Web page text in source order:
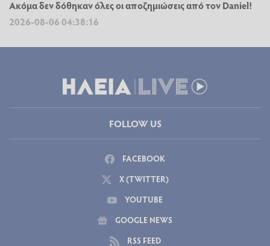
Ακόμα δεν δόθηκαν όλες οι αποζημιώσεις από τον Daniel!
2026-08-06 04:38:16
FOLLOW US
FACEBOOK
X (TWITTER)
YOUTUBE
GOOGLE NEWS
RSS FEED